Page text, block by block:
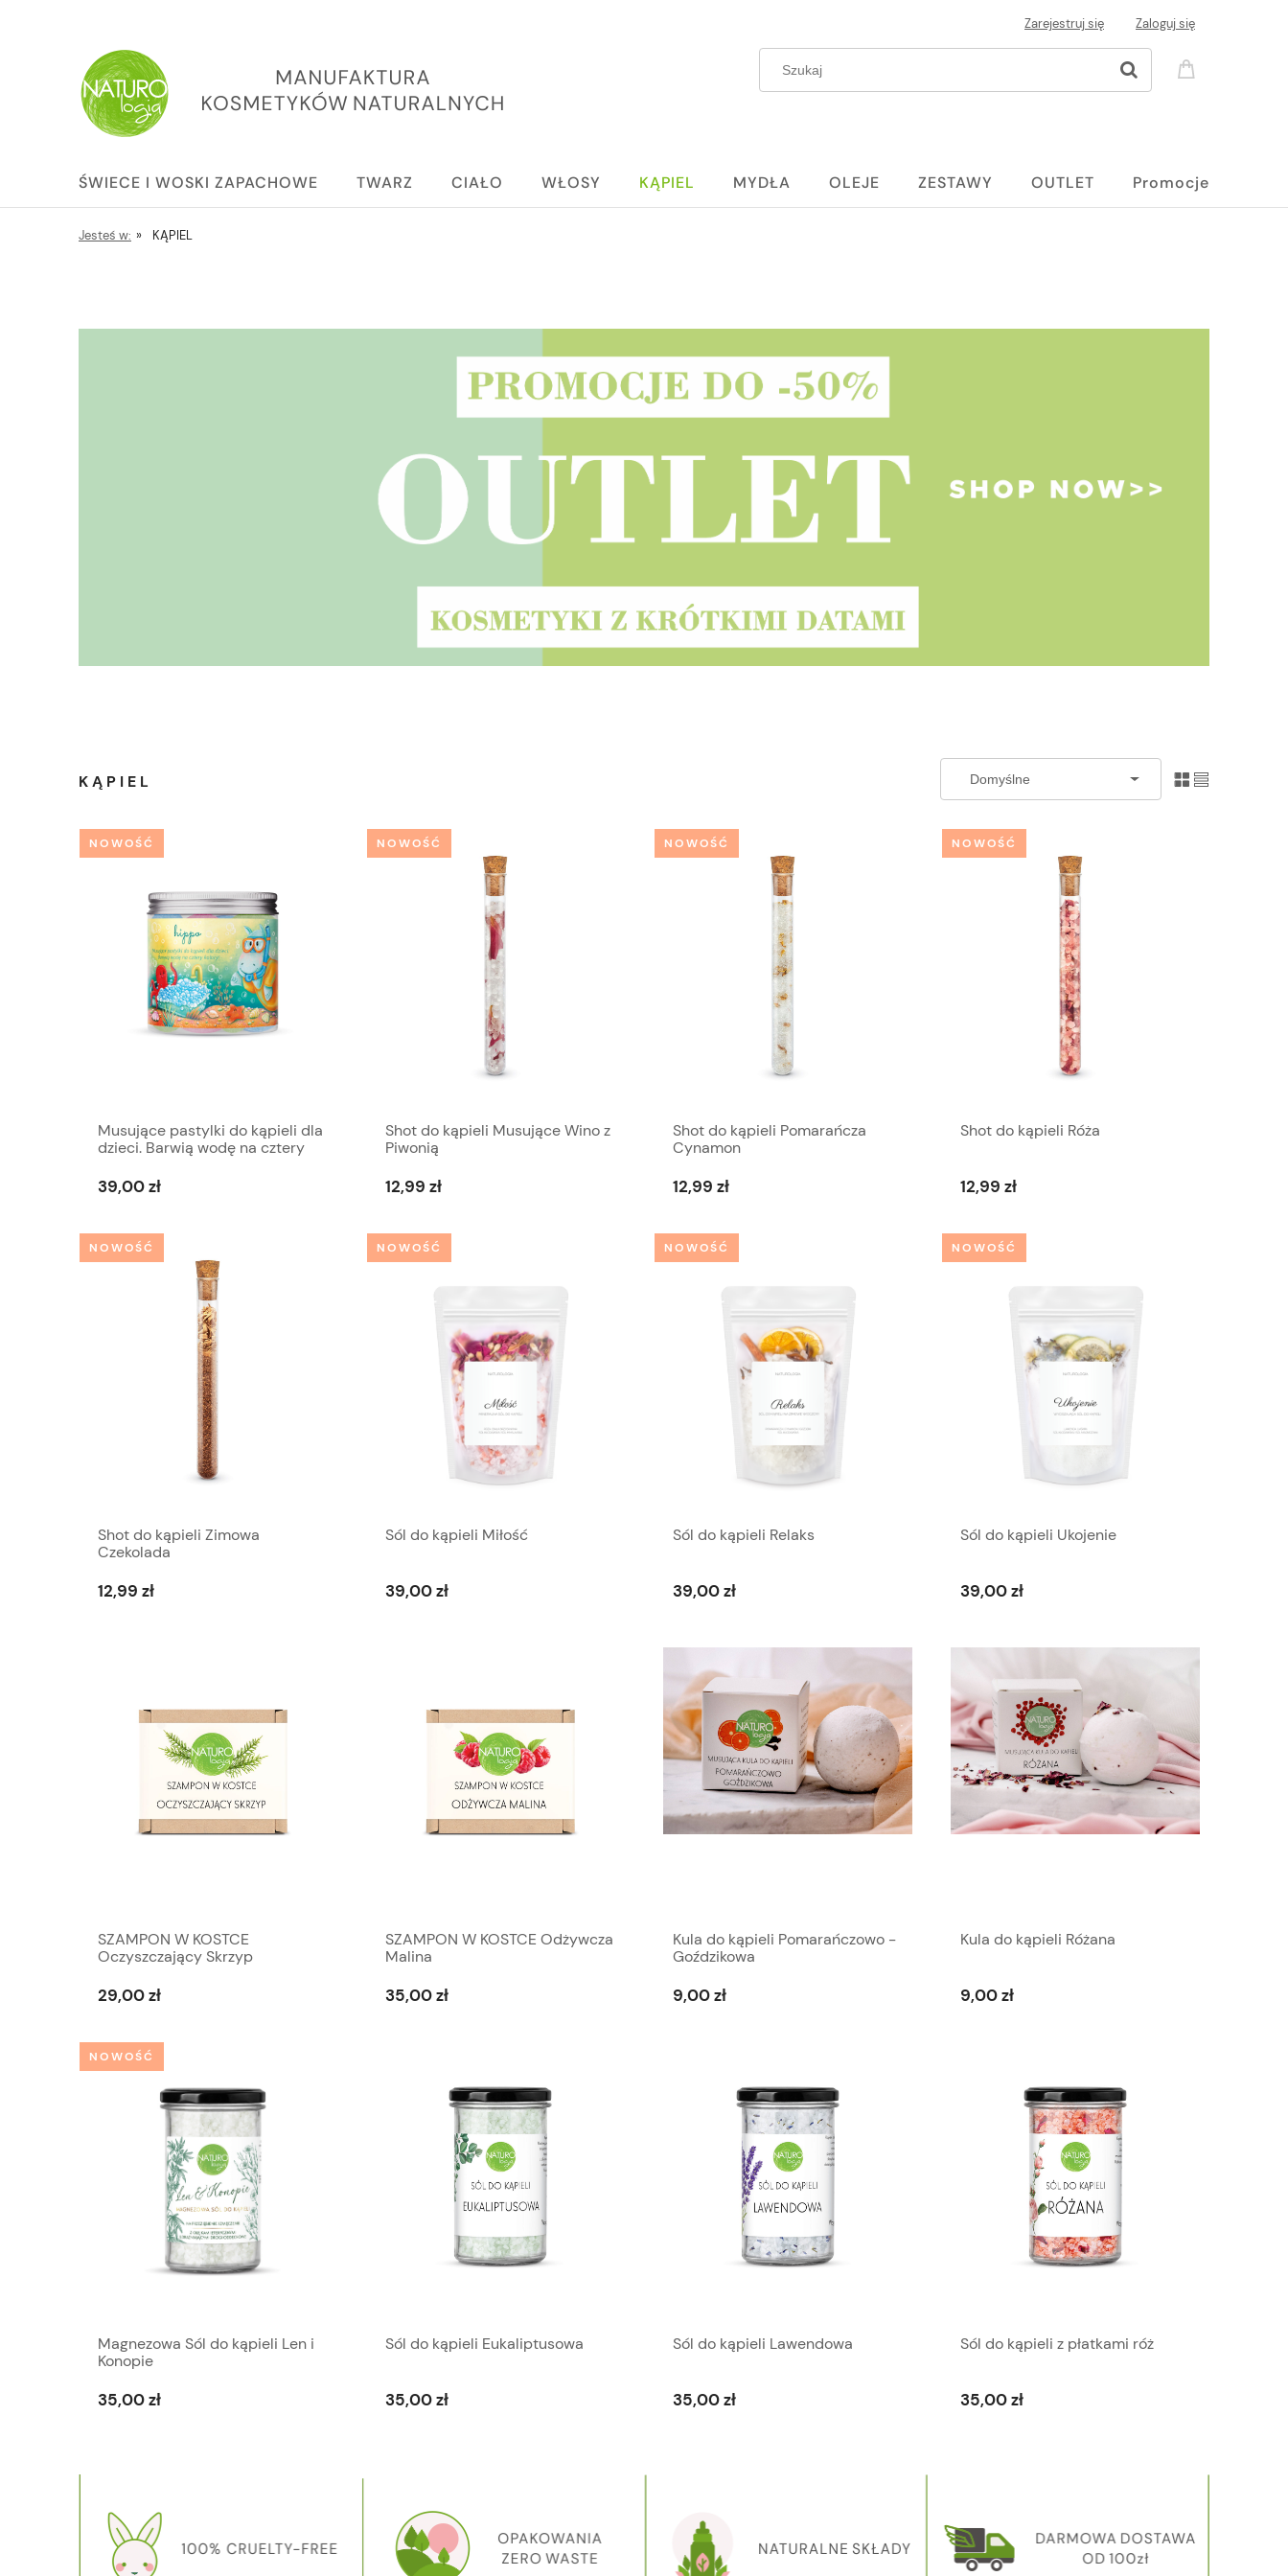
Zarejestruj się Zaloguj się
ŚWIECE I WOSKI ZAPACHOWE TWARZ CIAŁO WŁOSY KĄPIEL MYDŁA OLEJE ZESTAWY OUTLET Promocje
Jesteś w: » KĄPIEL
KĄPIEL
Musujące pastylki do kąpieli dla
dzieci. Barwią wodę na cztery
39,00 zł
NOWOŚĆ
Shot do kąpieli Musujące Wino z
Piwonią
12,99 zł
NOWOŚĆ
Shot do kąpieli Pomarańcza
Cynamon
12,99 zł
NOWOŚĆ
Shot do kąpieli Róża
12,99 zł
NOWOŚĆ
Shot do kąpieli Zimowa
Czekolada
12,99 zł
NOWOŚĆ
Sól do kąpieli Miłość
39,00 zł
NOWOŚĆ
Sól do kąpieli Relaks
39,00 zł
NOWOŚĆ
Sól do kąpieli Ukojenie
39,00 zł
NOWOŚĆ
SZAMPON W KOSTCE
Oczyszczający Skrzyp
29,00 zł
SZAMPON W KOSTCE Odżywcza
Malina
35,00 zł
Kula do kąpieli Pomarańczowo -
Goździkowa
9,00 zł
Kula do kąpieli Różana
9,00 zł
Magnezowa Sól do kąpieli Len i
Konopie
35,00 zł
NOWOŚĆ
Sól do kąpieli Eukaliptusowa
35,00 zł
Sól do kąpieli Lawendowa
35,00 zł
Sól do kąpieli z płatkami róż
35,00 zł